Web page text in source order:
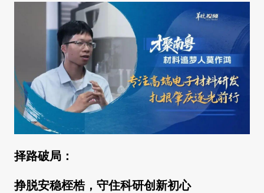
择路破局：
挣脱安稳桎梏，守住科研创新初心